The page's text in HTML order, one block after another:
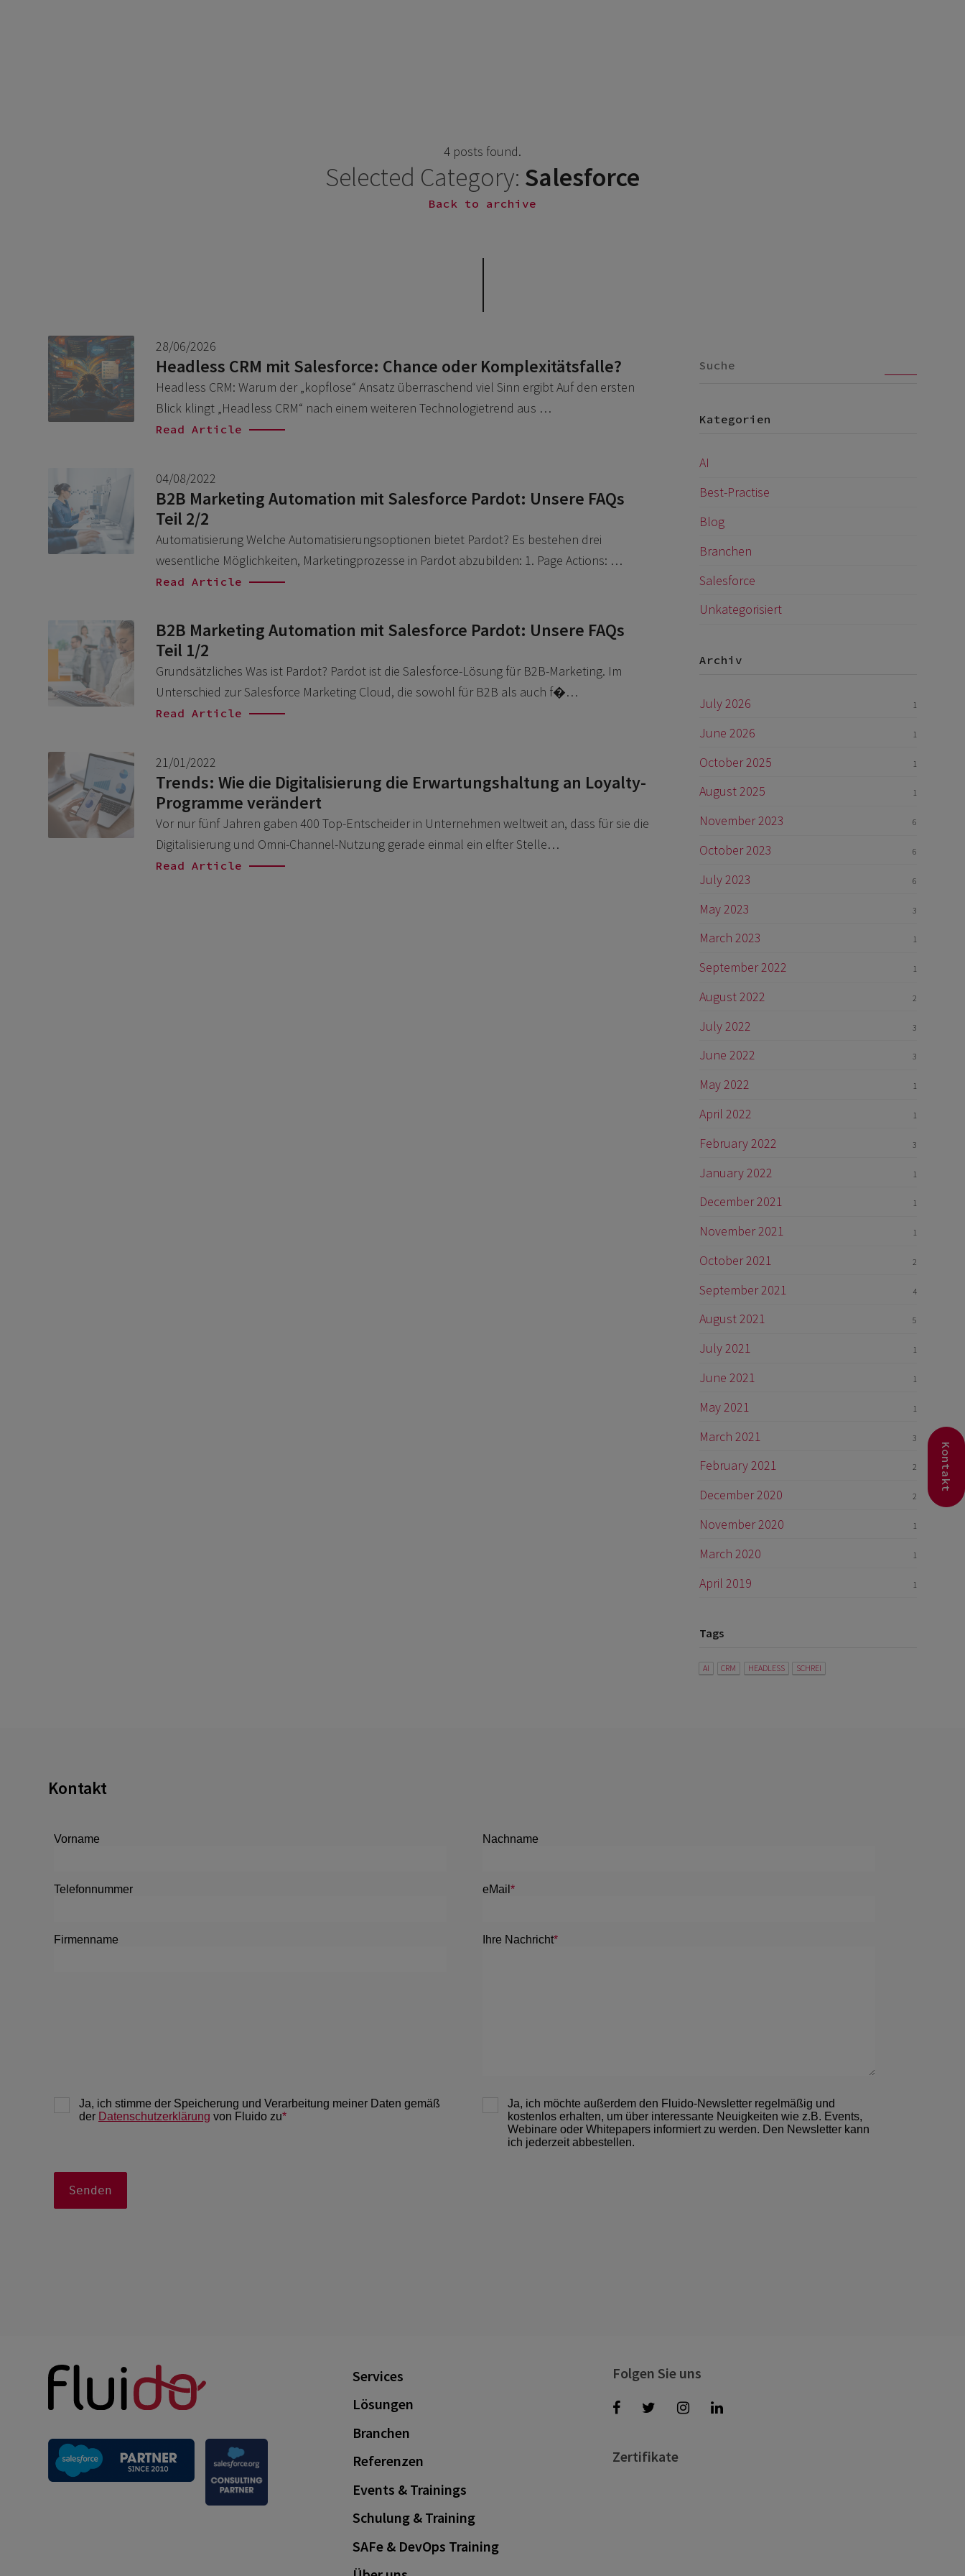
4 posts found.
Selected Category: Salesforce
Back to archive
Kategorien
AI
Best-Practise
Blog
Branchen
Salesforce
Unkategorisiert
Archiv
July 2026 1
June 2026 1
October 2025 1
August 2025 1
November 2023 6
October 2023 6
July 2023 6
May 2023 3
March 2023 1
September 2022 1
August 2022 2
July 2022 3
June 2022 3
May 2022 1
April 2022 1
February 2022 3
January 2022 1
December 2021 1
November 2021 1
October 2021 2
September 2021 4
August 2021 5
July 2021 1
June 2021 1
May 2021 1
March 2021 3
February 2021 2
December 2020 2
November 2020 1
March 2020 1
April 2019 1
Tags
AI CRM HEADLESS SCHREI
28/06/2026
Headless CRM mit Salesforce: Chance oder Komplexitätsfalle?
Headless CRM: Warum der „kopflose“ Ansatz überraschend viel Sinn ergibt Auf den ersten
Blick klingt „Headless CRM“ nach einem weiteren Technologietrend aus …
Read Article
04/08/2022
B2B Marketing Automation mit Salesforce Pardot: Unsere FAQs
Teil 2/2
Automatisierung Welche Automatisierungsoptionen bietet Pardot? Es bestehen drei
wesentliche Möglichkeiten, Marketingprozesse in Pardot abzubilden: 1. Page Actions: …
Read Article
B2B Marketing Automation mit Salesforce Pardot: Unsere FAQs
Teil 1/2
Grundsätzliches Was ist Pardot? Pardot ist die Salesforce-Lösung für B2B-Marketing. Im
Unterschied zur Salesforce Marketing Cloud, die sowohl für B2B als auch f�…
Read Article
21/01/2022
Trends: Wie die Digitalisierung die Erwartungshaltung an Loyalty-
Programme verändert
Vor nur fünf Jahren gaben 400 Top-Entscheider in Unternehmen weltweit an, dass für sie die
Digitalisierung und Omni-Channel-Nutzung gerade einmal ein elfter Stelle…
Read Article
Kontakt
Kontakt
Services
Lösungen
Branchen
Referenzen
Events & Trainings
Schulung & Training
SAFe & DevOps Training
Folgen Sie uns
Zertifikate